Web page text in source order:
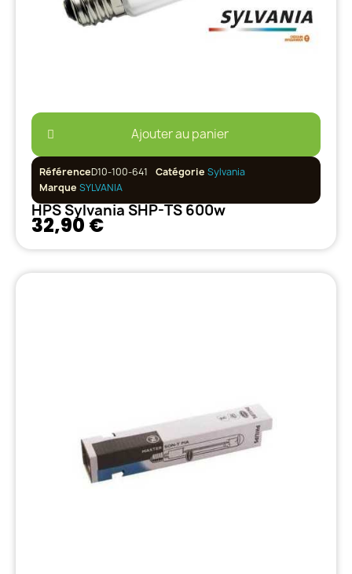
Ajouter au panier
RéférenceD10-100-641 Catégorie Sylvania
Marque SYLVANIA
HPS Sylvania SHP-TS 600w
32,90 €